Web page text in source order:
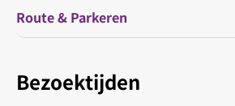
Route & Parkeren
Bezoektijden